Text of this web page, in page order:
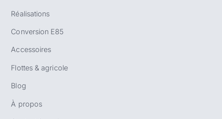
Réalisations
Conversion E85
Accessoires
Flottes & agricole
Blog
À propos